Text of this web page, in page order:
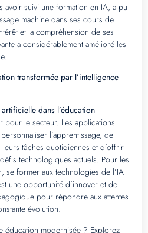
avoir suivi une formation en IA, a pu
machine dans ses cours de
et la compréhension de ses
a considérablement amélioré les
transformée par l’intelligence
dans l’éducation
pour le secteur. Les applications
l’apprentissage, de
tâches quotidiennes et d’offrir
technologiques actuels. Pour les
se former aux technologies de l’IA
une opportunité d’innover et de
pour répondre aux attentes
évolution.
éducation modernisée ? Explorez